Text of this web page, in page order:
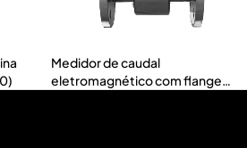
Medidor de caudal
eletromagnético com flange